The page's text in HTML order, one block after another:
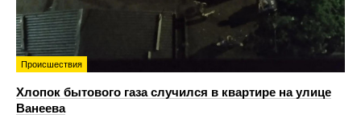
Происшествия
Хлопок бытового газа случился в квартире на улице
Ванеева